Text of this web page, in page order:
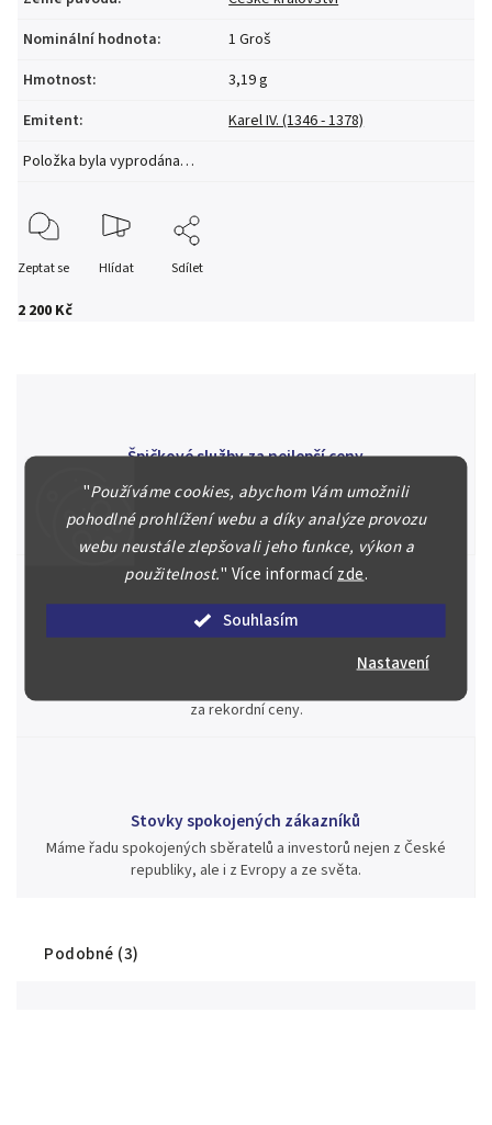
"Používáme cookies, abychom Vám umožnili
pohodlné prohlížení webu a díky analýze provozu
webu neustále zlepšovali jeho funkce, výkon a
použitelnost." Více informacízde.
Souhlasím
Nastavení
2 200 Kč
Nominální hodnota:
1 Groš
Hmotnost:
3,19 g
Emitent:
Karel IV. (1346 - 1378)
Položka byla vyprodána…
Zeptat se Hlídat Sdílet
Špičkové služby za nejlepší ceny
Náš kolektiv specialistů a znalců se Vám bude plně věnovat.
Posoudíme kvalitu a pravost Vašeho materiálu, prodáme v naší
aukci nebo Vám poradíme kam investovat.
Jsme zde pro Vás nepřetržitě již od roku 2000
Během té doby jsme v našich aukcích prodali významné sbírky i
za rekordní ceny.
Stovky spokojených zákazníků
Máme řadu spokojených sběratelů a investorů nejen z České
republiky, ale i z Evropy a ze světa.
Podobné (3)